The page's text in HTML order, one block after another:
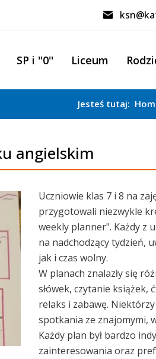
SP i ''0'' Liceum
Jesteś tutaj:
angielskim
Uczniowie klas 7 i 8 na
przygotowali niezwykle
weekly planner". Każdy z
na nadchodzący tydzień,
jak i czas wolny.
W planach znalazły się
słówek, czytanie książek,
relaks i zabawę.
spotkania ze znajomymi,
Każdy plan był bardzo
zainteresowania oraz